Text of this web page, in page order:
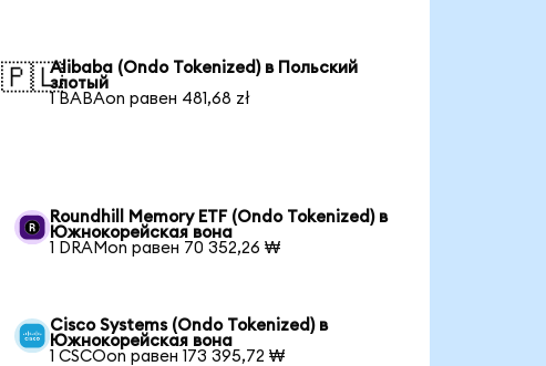
🇵🇱Alibaba (Ondo Tokenized) в Польский
злотый
1 BABAon равен 481,68 zł
Roundhill Memory ETF (Ondo Tokenized) в
Южнокорейская вона
1 DRAMon равен 70 352,26 ₩
Cisco Systems (Ondo Tokenized) в
Южнокорейская вона
1 CSCOon равен 173 395,72 ₩